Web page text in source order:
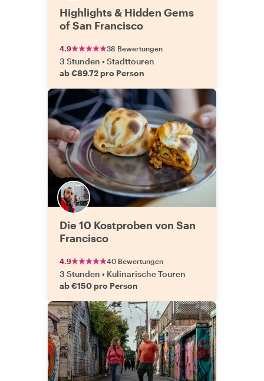
Highlights & Hidden Gems
of San Francisco
4.9 38 Bewertungen
3 Stunden •Stadttouren
ab €89.72 pro Person
Die 10 Kostproben von San
Francisco
4.9 40 Bewertungen
3 Stunden • Kulinarische Touren
ab €150 pro Person